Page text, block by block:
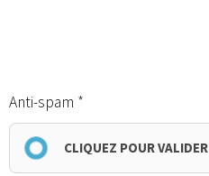
Anti-spam
CLIQUEZ POUR VALIDER